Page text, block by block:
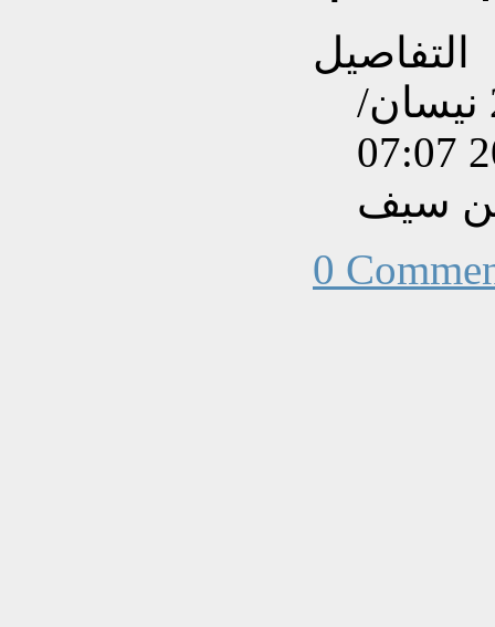
التفاصيل
تم إنشاءه بتاريخ الجمعة, 28 نيسان/
سيف
0